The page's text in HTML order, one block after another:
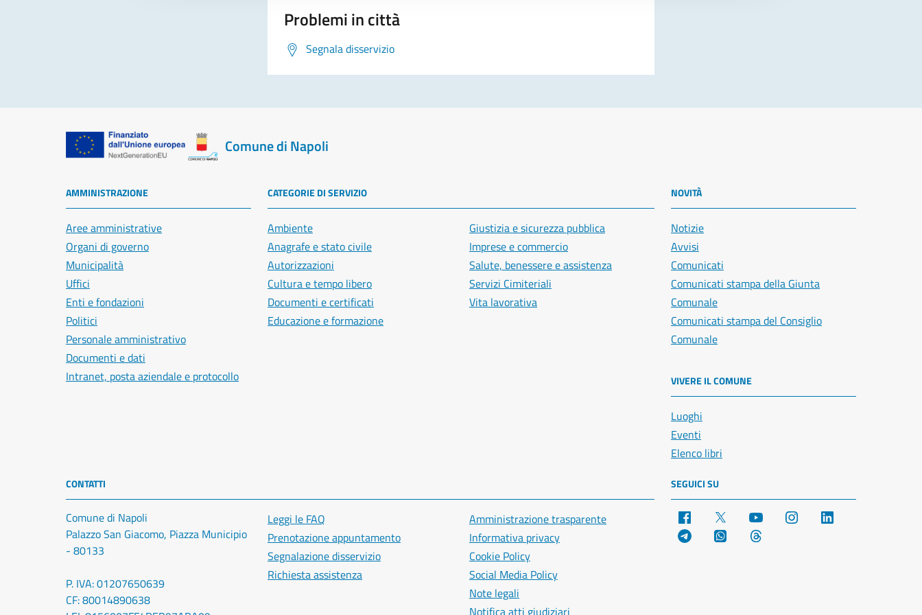
Problemi in città
Segnala disservizio
Comune di Napoli
AMMINISTRAZIONE
Aree amministrative
Organi di governo
Municipalità
Uffici
Enti e fondazioni
Politici
Personale amministrativo
Documenti e dati
Intranet, posta aziendale e protocollo
CATEGORIE DI SERVIZIO
Ambiente
Anagrafe e stato civile
Autorizzazioni
Cultura e tempo libero
Documenti e certificati
Educazione e formazione
Giustizia e sicurezza pubblica
Imprese e commercio
Salute, benessere e assistenza
Servizi Cimiteriali
Vita lavorativa
NOVITÀ
Notizie
Avvisi
Comunicati
Comunicati stampa della Giunta
Comunale
Comunicati stampa del Consiglio
Comunale
VIVERE IL COMUNE
Luoghi
Eventi
Elenco libri
CONTATTI
Comune di Napoli
Palazzo San Giacomo, Piazza Municipio
- 80133
P. IVA: 01207650639
CF: 80014890638
Leggi le FAQ
Prenotazione appuntamento
Segnalazione disservizio
Richiesta assistenza
Amministrazione trasparente
Informativa privacy
Cookie Policy
Social Media Policy
Note legali
SEGUICI SU
Facebook YouTube Instagram
Telegram WhatsApp